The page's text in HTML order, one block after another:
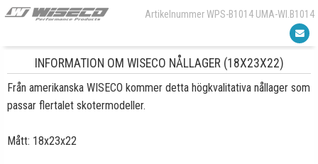
Artikelnummer WPS-B1014 UMA-WI.B1014
INFORMATION OM WISECO NÅLLAGER (18X23X22)
Från amerikanska WISECO kommer detta högkvalitativa nållager som
passar flertalet skotermodeller.
Mått: 18x23x22